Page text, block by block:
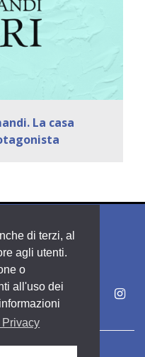
di terzi, al
agli utenti.
o
all'uso dei
Privacy
La casa
S. p. A.